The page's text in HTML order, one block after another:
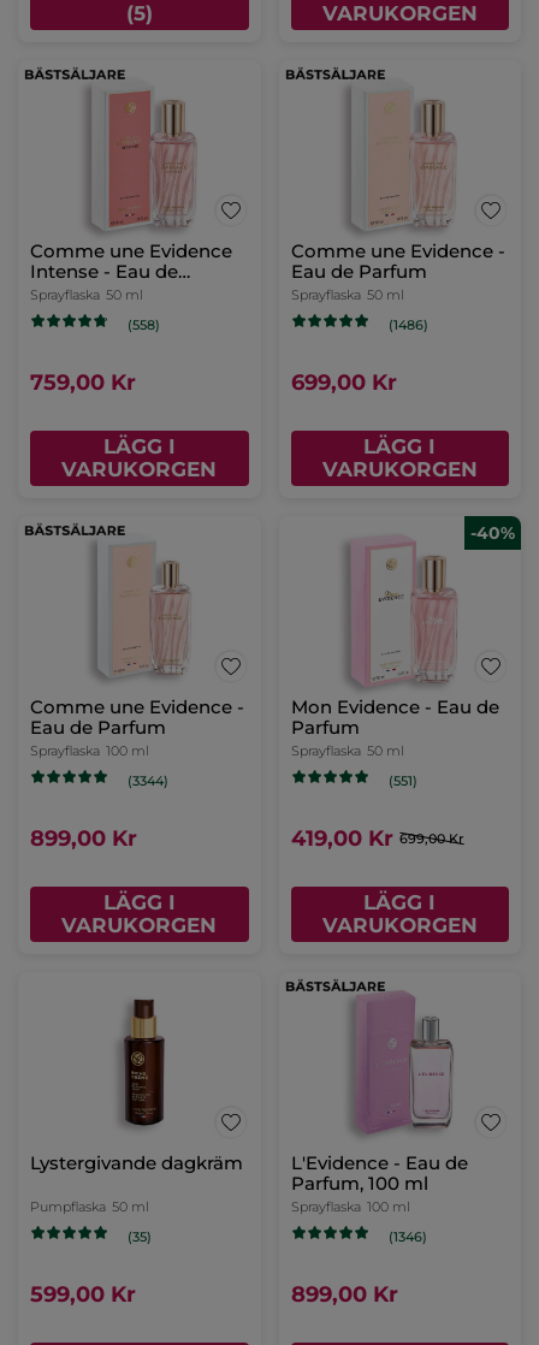
(5)
VARUKORGEN
Comme une Evidence
Intense - Eau de
Parfum
Sprayflaska 50 ml
(558)
759,00 Kr
LÄGG I
VARUKORGEN
Comme une Evidence -
Eau de Parfum
Sprayflaska 50 ml
(1486)
699,00 Kr
LÄGG I
VARUKORGEN
Comme une Evidence -
Eau de Parfum
Sprayflaska 100 ml
(3344)
899,00 Kr
LÄGG I
VARUKORGEN
-40%
Mon Evidence - Eau de
Parfum
Sprayflaska 50 ml
(551)
419,00 Kr 699,00 Kr
LÄGG I
VARUKORGEN
Lystergivande dagkräm
Pumpflaska 50 ml
(35)
599,00 Kr
L'Evidence - Eau de
Parfum, 100 ml
Sprayflaska 100 ml
(1346)
899,00 Kr